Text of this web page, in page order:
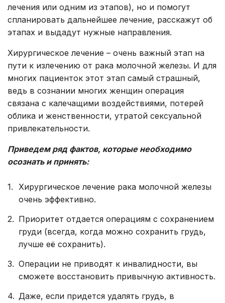
лечения или одним из этапов), но и помогут
спланировать дальнейшее лечение, расскажут об
этапах и выдадут нужные направления.
Хирургическое лечение – очень важный этап на
пути к излечению от рака молочной железы. И для
многих пациенток этот этап самый страшный,
ведь в сознании многих женщин операция
связана с калечащими воздействиями, потерей
облика и женственности, утратой сексуальной
привлекательности.
Приведем ряд фактов, которые необходимо
осознать и принять:
Хирургическое лечение рака молочной железы
очень эффективно.
Приоритет отдается операциям с сохранением
груди (всегда, когда можно сохранить грудь,
лучше её сохранить).
Операции не приводят к инвалидности, вы
сможете восстановить привычную активность.
Даже, если придется удалять грудь, в